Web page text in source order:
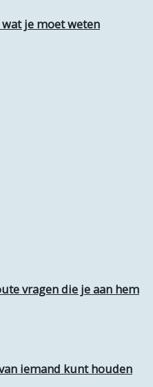
wat je moet weten
vragen die je aan hem
iemand kunt houden